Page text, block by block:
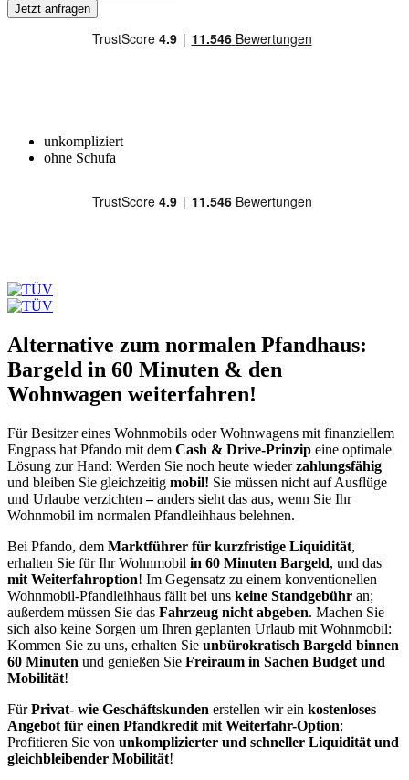
Jetzt anfragen
unkompliziert
ohne Schufa
Alternative zum normalen Pfandhaus:
Bargeld in 60 Minuten & den
Wohnwagen weiterfahren!
Für Besitzer eines Wohnmobils oder Wohnwagens mit finanziellem
Engpass hat Pfando mit dem Cash & Drive-Prinzip eine optimale
Lösung zur Hand: Werden Sie noch heute wiederzahlungsfähig
und bleiben Sie gleichzeitig mobil! Sie müssen nicht auf Ausflüge
und Urlaube verzichten –anders sieht das aus, wenn Sie Ihr
Wohnmobil im normalen Pfandleihhaus belehnen.
Bei Pfando, dem Marktführer für kurzfristige Liquidität,
erhalten Sie für Ihr Wohnmobil in 60 Minuten Bargeld, und das
mit Weiterfahroption! Im Gegensatz zu einem konventionellen
Wohnmobil-Pfandleihhaus fällt bei uns keine Standgebühr an;
außerdem müssen Sie das Fahrzeug nicht abgeben. Machen Sie
sich also keine Sorgen um Ihren geplanten Urlaub mit Wohnmobil:
Kommen Sie zu uns, erhalten Sie unbürokratisch Bargeld binnen
60 Minuten und genießen Sie Freiraum in Sachen Budget und
Mobilität!
FürPrivat- wie Geschäftskunden erstellen wir ein kostenloses
Angebot für einen Pfandkredit mit Weiterfahr-Option:
Profitieren Sie von unkomplizierter und schneller Liquidität und
gleichbleibender Mobilität!